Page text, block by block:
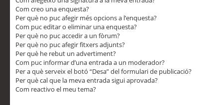
Com creo una enquesta?
Per què no puc afegir més opcions a l’enquesta?
Com puc editar o eliminar una enquesta?
Per què no puc accedir a un fòrum?
Per què no puc afegir fitxers adjunts?
Per què he rebut un advertiment?
Com puc informar d’una entrada a un moderador?
Per a què serveix el botó “Desa” del formulari de publicació?
Per què cal que la meva entrada sigui aprovada?
Com reactivo el meu tema?